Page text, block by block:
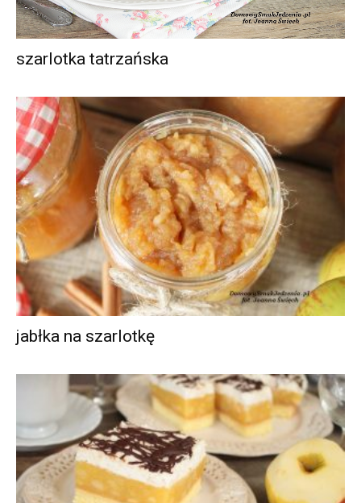
szarlotka tatrzańska
jabłka na szarlotkę